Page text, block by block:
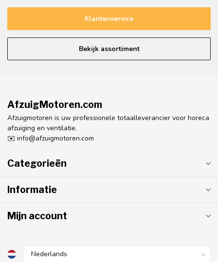
Klantenservice
Bekijk assortiment
AfzuigMotoren.com
Afzuigmotoren is uw professionele totaalleverancier voor horeca
afzuiging en ventilatie.
✉️ info@afzuigmotoren.com
Categorieën
Informatie
Mijn account